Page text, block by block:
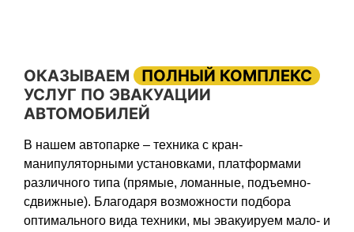
ОКАЗЫВАЕМ
ПОЛНЫЙ КОМПЛЕКС
УСЛУГ ПО ЭВАКУАЦИИ
АВТОМОБИЛЕЙ
В нашем автопарке – техника с кран-
манипуляторными установками, платформами
различного типа (прямые, ломанные, подъемно-
сдвижные). Благодаря возможности подбора
оптимального вида техники, мы эвакуируем мало- и